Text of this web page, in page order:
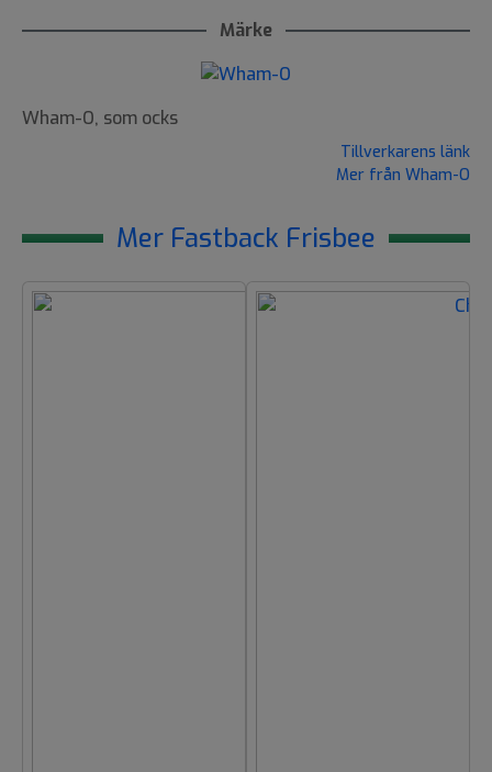
Märke
Wham-O, som ocks
Tillverkarens länk
Mer från Wham-O
Mer Fastback Frisbee